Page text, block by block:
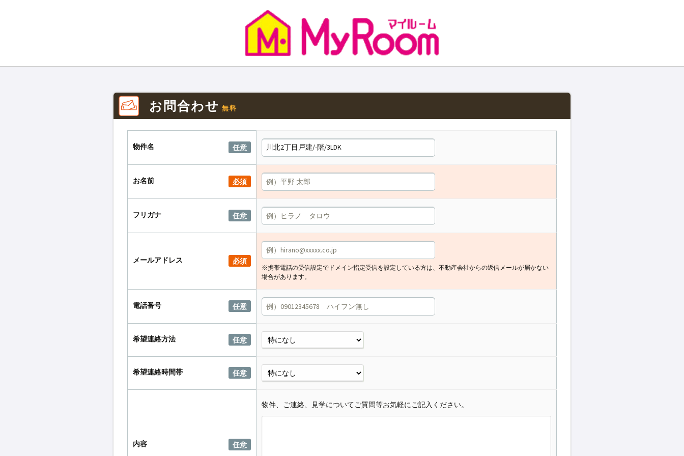
お問合わせ 無料
物件名 任意
お名前 必須
フリガナ 任意
メールアドレス 必須
※携帯電話の受信設定でドメイン指定受信を設定している方は、不動産会社からの返信メールが届かない
場合があります。
電話番号 任意
希望連絡方法 任意
希望連絡時間帯 任意
内容 任意
物件、ご連絡、見学についてご質問等お気軽にご記入ください。